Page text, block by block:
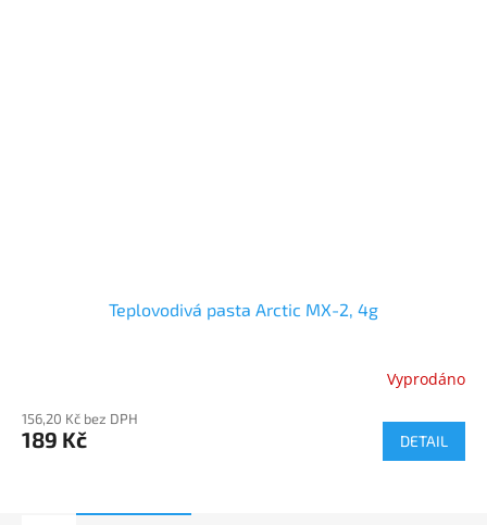
Teplovodivá pasta Arctic MX-2, 4g
Vyprodáno
156,20 Kč bez DPH
189 Kč DETAIL